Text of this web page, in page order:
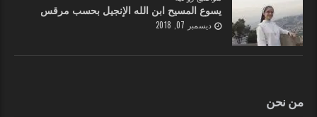
يسوع المسيح ابن الله الإنجيل بحسب مرقس
ديسمبر 07, 2018
من نحن